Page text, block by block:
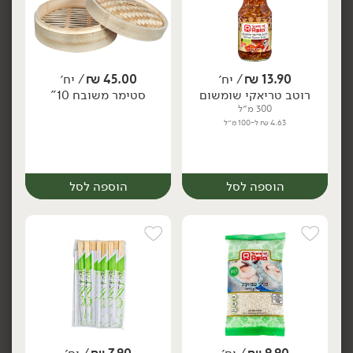
הוספה לסל הוספה לסל
19.90
₪ / יח׳
3.98 ₪ ל-100 מ״ל
הוספה לסל
21.90
₪/ יח׳
הוספה לסל
13.90
₪/ יח׳
רוטב טריאקי שומשום
300 מ״ל
4.63 ₪ ל-100 מ״ל
הוספה לסל
45.00
₪/ יח׳
סטימר משובח 10"
הוספה לסל